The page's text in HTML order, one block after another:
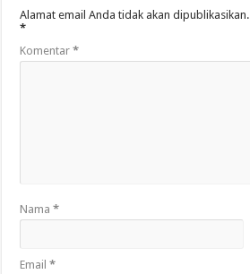
Alamat email Anda tidak akan dipublikasikan.
*
Komentar*
Nama*
Email*